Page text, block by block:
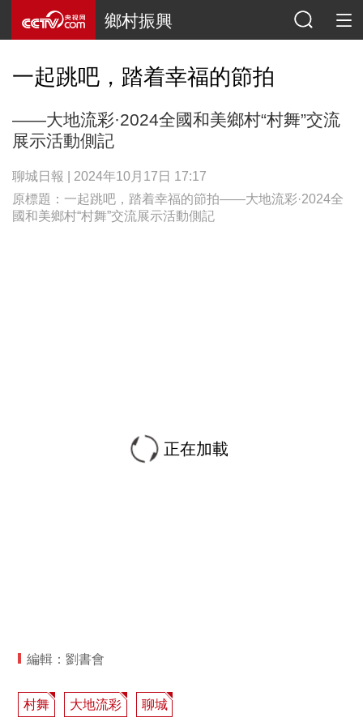
鄉村振興
一起跳吧，踏着幸福的節拍
——大地流彩·2024全國和美鄉村“村舞”交流
展示活動側記
聊城日報 | 2024年10月17日 17:17
原標題：一起跳吧，踏着幸福的節拍——大地流彩·2024全
國和美鄉村“村舞”交流展示活動側記
正在加載
編輯：劉書會
村舞 大地流彩 聊城